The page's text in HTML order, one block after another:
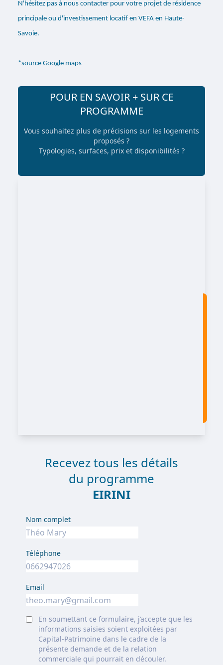
N'hésitez pas à nous contacter pour votre projet de résidence
principale ou d'investissement locatif en VEFA en Haute-
Savoie.
*source Google maps
POUR EN SAVOIR + SUR CE
PROGRAMME
Vous souhaitez plus de précisions sur les logements
proposés ?
Typologies, surfaces, prix et disponibilités ?
Recevez tous les détails
du programme
EIRINI
Nom complet
Téléphone
Email
En soumettant ce formulaire, j’accepte que les
informations saisies soient exploitées par
Capital-Patrimoine dans le cadre de la
présente demande et de la relation
commerciale qui pourrait en découler.